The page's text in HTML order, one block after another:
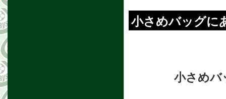
小さめバッグに
小さめバ